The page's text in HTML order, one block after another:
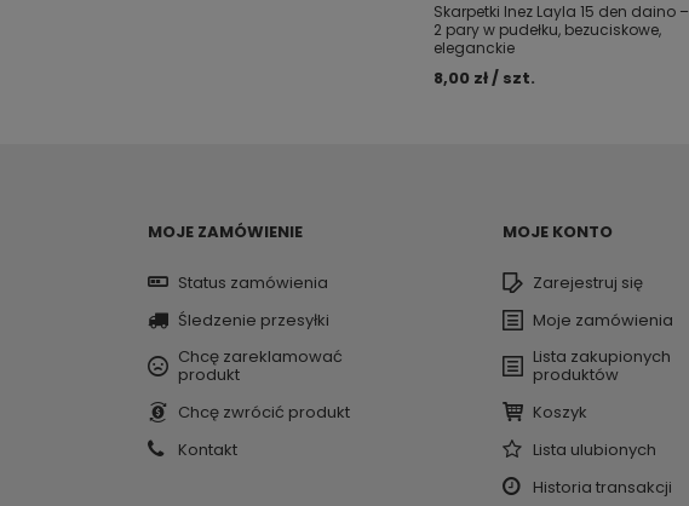
Skarpetki Inez Layla 15 den daino –
2 pary w pudełku, bezuciskowe,
eleganckie
8,00 zł / szt.
MOJE ZAMÓWIENIE
Status zamówienia
Śledzenie przesyłki
Chcę zareklamować
produkt
Chcę zwrócić produkt
Kontakt
MOJE KONTO
Zarejestruj się
Moje zamówienia
Lista zakupionych
produktów
Koszyk
Lista ulubionych
Historia transakcji